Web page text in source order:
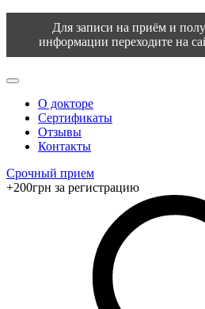
Для записи на приём и
информации переходите на
О докторе
Сертификаты
Отзывы
Контакты
Срочный прием
+200грн за регистрацию